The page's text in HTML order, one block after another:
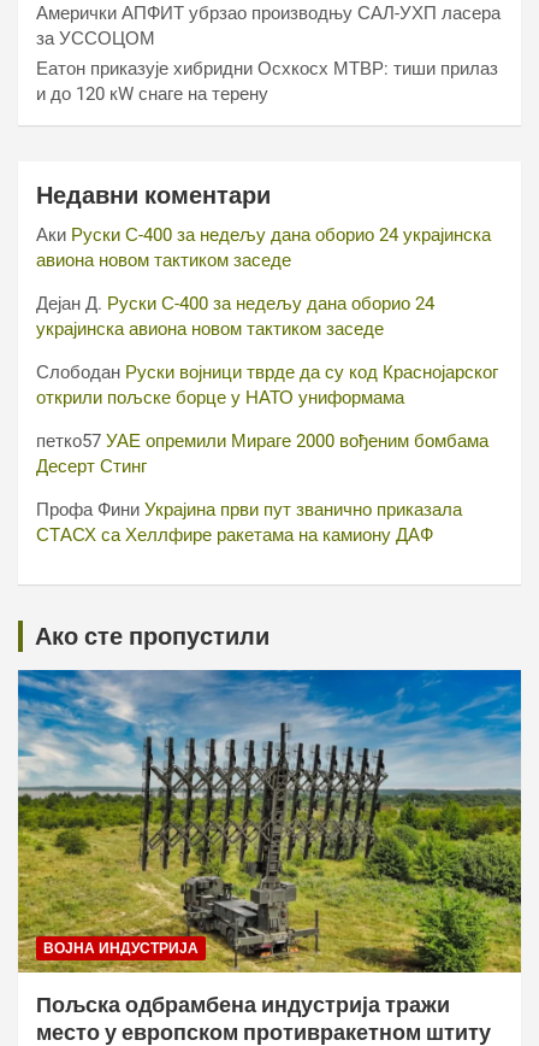
Амерички АПФИТ убрзао производњу САЛ-УХП ласера
за УССОЦОМ
Еатон приказује хибридни Осхкосх МТВР: тиши прилаз
и до 120 кW снаге на терену
Недавни коментари
Аки Руски С-400 за недељу дана оборио 24 украјинска
авиона новом тактиком заседе
Дејан Д. Руски С-400 за недељу дана оборио 24
украјинска авиона новом тактиком заседе
Слободан Руски војници тврде да су код Краснојарског
открили пољске борце у НАТО униформама
петко57 УАЕ опремили Мираге 2000 вођеним бомбама
Десерт Стинг
Профа Фини Украјина први пут званично приказала
СТАСХ са Хеллфире ракетама на камиону ДАФ
Ако сте пропустили
ВОЈНА ИНДУСТРИЈА
Пољска одбрамбена индустрија тражи
место у европском противракетном штиту